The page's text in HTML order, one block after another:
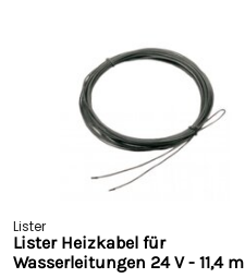
Lister
Lister Heizkabel für
Wasserleitungen 24 V - 11,4 m